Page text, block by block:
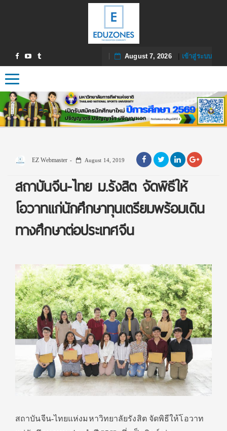
August 7, 2026| เข้าสู่ระบบ
Toggle navigation
EZ Webmaster August 14, 2019
สถาบันจีน-ไทย ม.รังสิต จัดพิธีให้
โอวาทแก่นักศึกษาทุนเตรียมพร้อมเดิน
ทางศึกษาต่อประเทศจีน
สถาบันจีน-ไทยแห่งมหาวิทยาลัยรังสิต จัดพิธีให้โอวาท